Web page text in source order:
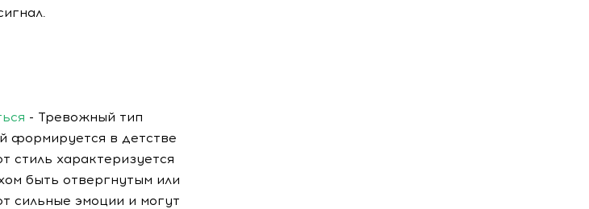
- Тревожный тип
формируется в детстве
стиль характеризуется
быть отвергнутым или
сильные эмоции и могут